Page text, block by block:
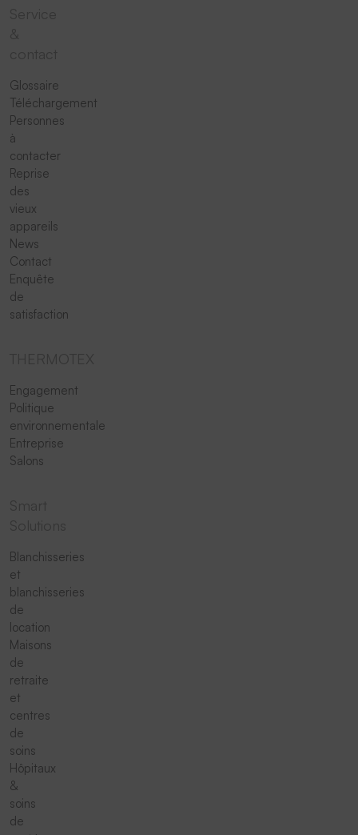
Glossaire
Téléchargement
Personnes
à
contacter
Reprise
des
vieux
appareils
News
Contact
Enquête
de
satisfaction
Engagement
Politique
environnementale
Entreprise
Salons
Blanchisseries
et
blanchisseries
de
location
Maisons
de
retraite
et
centres
de
soins
Hôpitaux
&
soins
de